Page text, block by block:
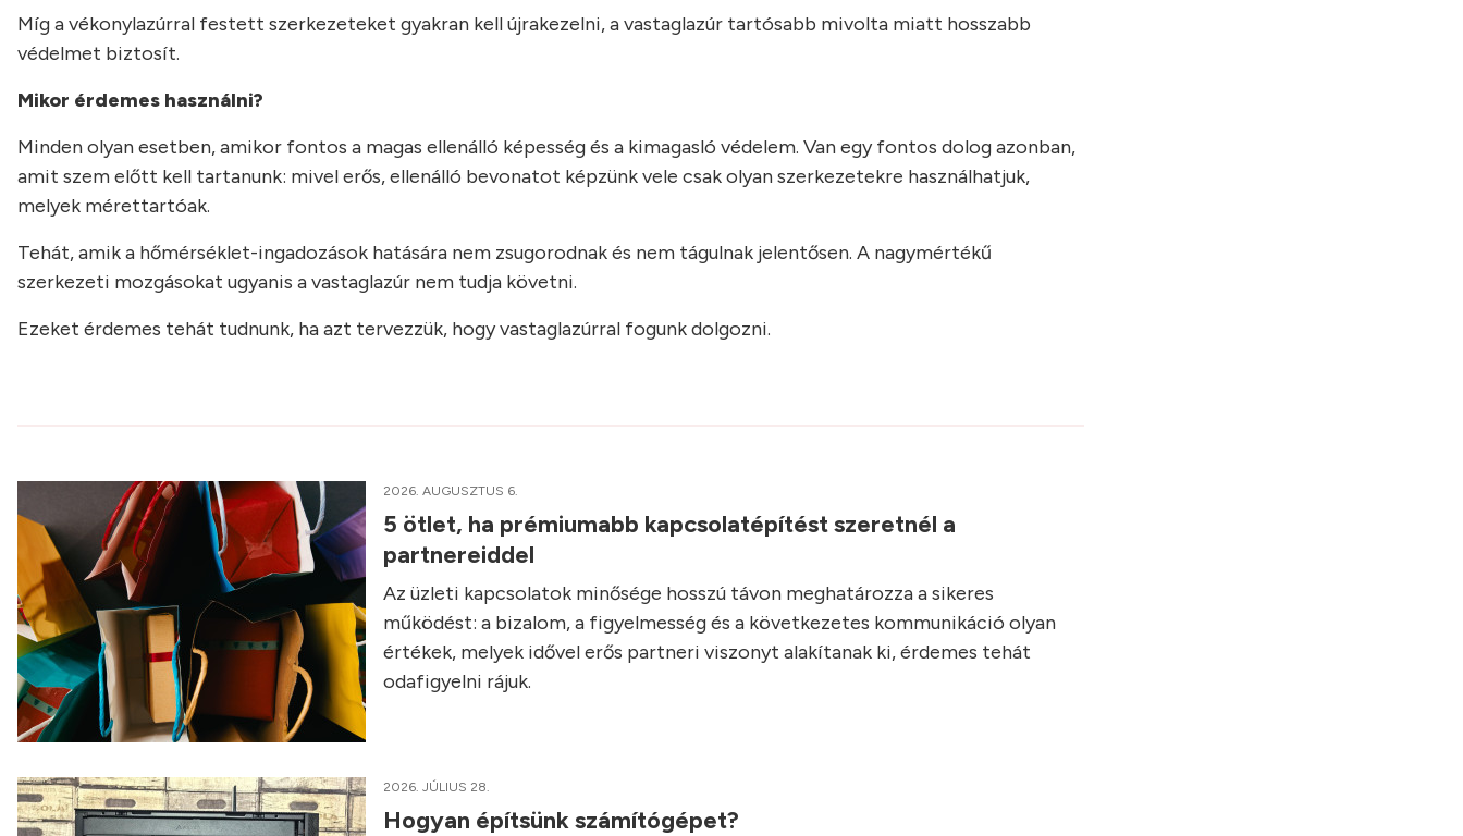
Míg a vékonylazúrral festett szerkezeteket gyakran kell újrakezelni, a vastaglazúr tartósabb mivolta miatt hosszabb
védelmet biztosít.
Mikor érdemes használni?
Minden olyan esetben, amikor fontos a magas ellenálló képesség és a kimagasló védelem. Van egy fontos dolog azonban,
amit szem előtt kell tartanunk: mivel erős, ellenálló bevonatot képzünk vele csak olyan szerkezetekre használhatjuk,
melyek mérettartóak.
Tehát, amik a hőmérséklet-ingadozások hatására nem zsugorodnak és nem tágulnak jelentősen. A nagymértékű
szerkezeti mozgásokat ugyanis a vastaglazúr nem tudja követni.
Ezeket érdemes tehát tudnunk, ha azt tervezzük, hogy vastaglazúrral fogunk dolgozni.
2026. AUGUSZTUS 6.
5 ötlet, ha prémiumabb kapcsolatépítést szeretnél a
partnereiddel
Az üzleti kapcsolatok minősége hosszú távon meghatározza a sikeres
működést: a bizalom, a figyelmesség és a következetes kommunikáció olyan
értékek, melyek idővel erős partneri viszonyt alakítanak ki, érdemes tehát
odafigyelni rájuk.
2026. JÚLIUS 28.
Hogyan építsünk számítógépet?